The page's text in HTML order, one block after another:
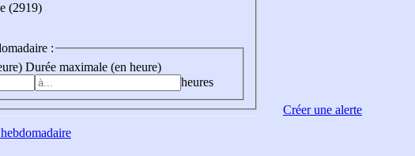
(2919)
:
Durée maximale (en heure)
heures
Créer une alerte